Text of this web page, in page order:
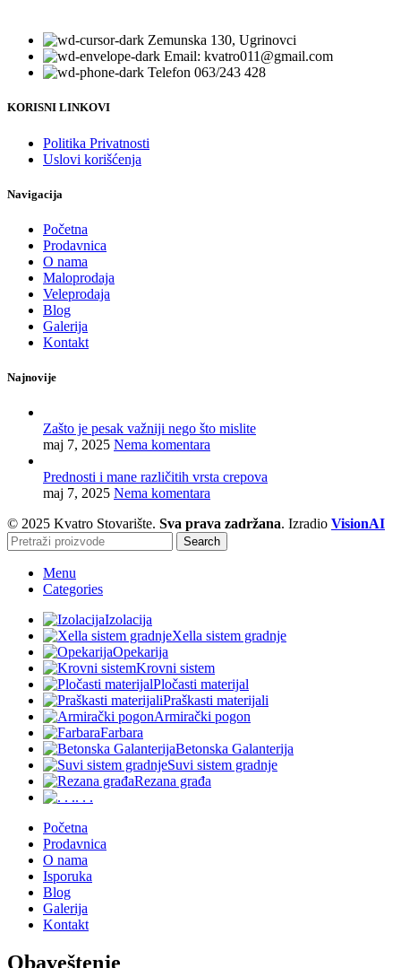
Zemunska 130, Ugrinovci
Email: kvatro011@gmail.com
Telefon 063/243 428
KORISNI LINKOVI
Politika Privatnosti
Uslovi korišćenja
Navigacija
Početna
Prodavnica
O nama
Maloprodaja
Veleprodaja
Blog
Galerija
Kontakt
Najnovije
Zašto je pesak važniji nego što mislite
maj 7, 2025 Nema komentara
Prednosti i mane različitih vrsta crepova
maj 7, 2025 Nema komentara
© 2025 Kvatro Stovarište. Sva prava zadržana. Izradio VisionAI
Search
Menu
Categories
Izolacija
Xella sistem gradnje
Opekarija
Krovni sistem
Pločasti materijal
Praškasti materijali
Armirački pogon
Farbara
Betonska Galanterija
Suvi sistem gradnje
Rezana građa
. . .
Početna
Prodavnica
O nama
Isporuka
Blog
Galerija
Kontakt
Obaveštenje